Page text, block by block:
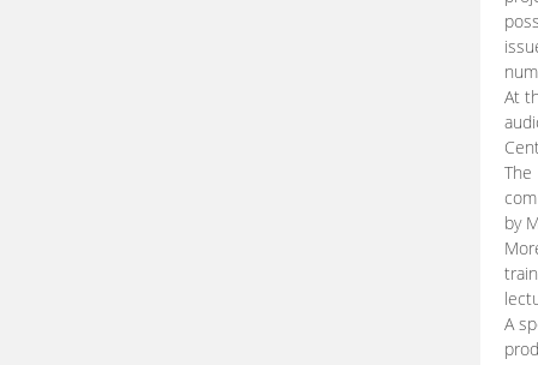
At
The
by
A